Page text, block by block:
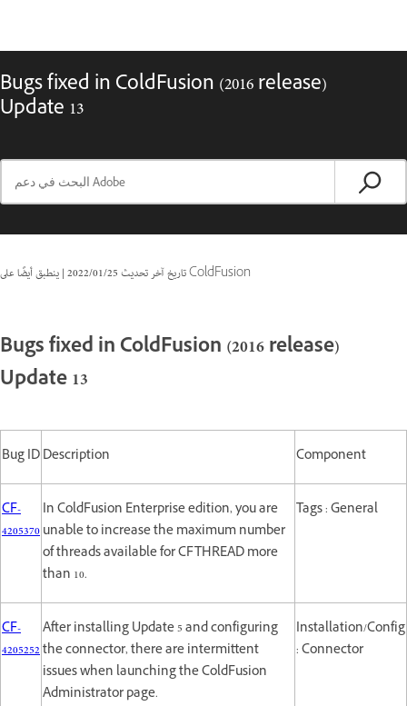
Bugs fixed in ColdFusion (2016 release)
Update 13
تاريخ آخر تحديث25‏/01‏/2022
| ينطبق أيضًا على ColdFusion
Bugs fixed in ColdFusion (2016 release)
Update 13
Bug IDDescription Component
CF-
4205370
In ColdFusion Enterprise edition, you are
unable to increase the maximum number
of threads available for CFTHREAD more
than 10.
Tags : General
CF-
4205252
After installing Update 5 and configuring
the connector, there are intermittent
issues when launching the ColdFusion
Administrator page.
Installation/Config
: Connector